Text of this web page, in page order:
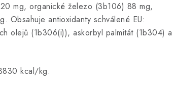
mg, organické železo (3b106) 88 mg,
Obsahuje antioxidanty schválené EU:
olejů (1b306(i)), askorbyl palmitát (1b304) a
kcal/kg.